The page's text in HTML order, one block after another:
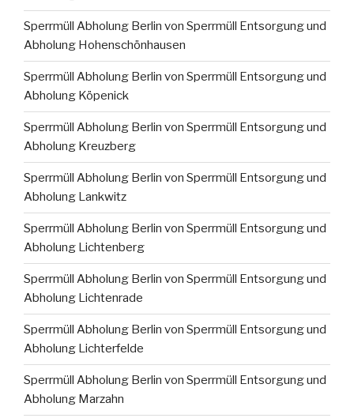
Sperrmüll Abholung Berlin von Sperrmüll Entsorgung und
Abholung Hohenschönhausen
Sperrmüll Abholung Berlin von Sperrmüll Entsorgung und
Abholung Köpenick
Sperrmüll Abholung Berlin von Sperrmüll Entsorgung und
Abholung Kreuzberg
Sperrmüll Abholung Berlin von Sperrmüll Entsorgung und
Abholung Lankwitz
Sperrmüll Abholung Berlin von Sperrmüll Entsorgung und
Abholung Lichtenberg
Sperrmüll Abholung Berlin von Sperrmüll Entsorgung und
Abholung Lichtenrade
Sperrmüll Abholung Berlin von Sperrmüll Entsorgung und
Abholung Lichterfelde
Sperrmüll Abholung Berlin von Sperrmüll Entsorgung und
Abholung Marzahn